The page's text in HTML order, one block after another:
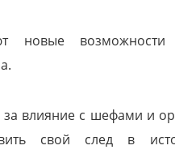
новые возможности
влияние с шефами и
свой след в